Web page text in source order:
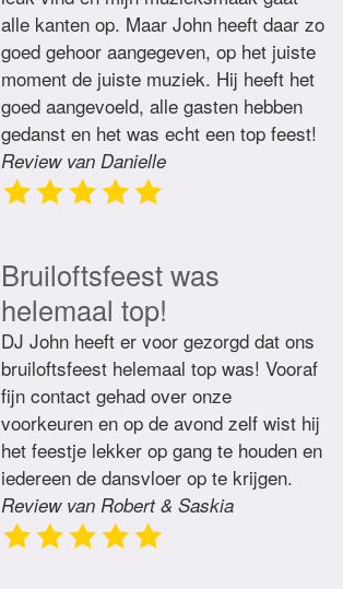
alle kanten op. Maar John heeft daar zo
goed gehoor aangegeven, op het juiste
moment de juiste muziek. Hij heeft het
goed aangevoeld, alle gasten hebben
gedanst en het was echt een top feest!
Review van Danielle
Bruiloftsfeest was
helemaal top!
DJ John heeft er voor gezorgd dat ons
bruiloftsfeest helemaal top was! Vooraf
fijn contact gehad over onze
voorkeuren en op de avond zelf wist hij
het feestje lekker op gang te houden en
iedereen de dansvloer op te krijgen.
Review van Robert & Saskia